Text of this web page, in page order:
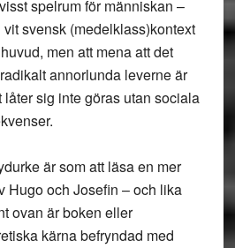
spelrum för människan –
svensk (medelklass)kontext
men att mena att det
annorlunda leverne är
låter sig inte göras utan sociala
är som att läsa en mer
Hugo och Josefin – och lika
ovan är boken eller
kärna befryndad med